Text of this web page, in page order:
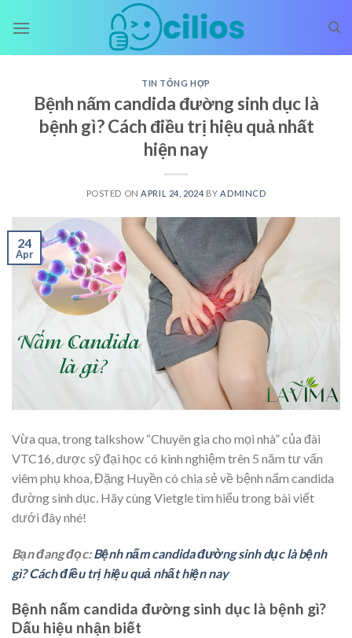
TIN TỔNG HỢP
Bệnh nấm candida đường sinh dục là
bệnh gì? Cách điều trị hiệu quả nhất
hiện nay
POSTED ON APRIL 24, 2024 BY ADMINCD
24
Apr
Vừa qua, trong talkshow “Chuyên gia cho mọi nhà” của đài
VTC16, dược sỹ đại học có kinh nghiệm trên 5 năm tư vấn
viêm phụ khoa, Đặng Huyền có chia sẻ về bệnh nấm candida
đường sinh dục. Hãy cùng Vietgle tìm hiểu trong bài viết
dưới đây nhé!
Bạn đang đọc:Bệnh nấm candida đường sinh dục là bệnh
gì? Cách điều trị hiệu quả nhất hiện nay
Bệnh nấm candida đường sinh dục là bệnh gì?
Dấu hiệu nhận biết